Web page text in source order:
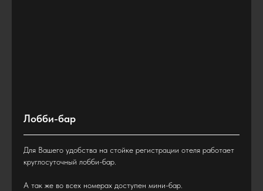
Лобби-бар
Для Вашего удобства на стойке регистрации отеля работает
круглосуточный лобби-бар.
А так же во всех номерах доступен мини-бар.